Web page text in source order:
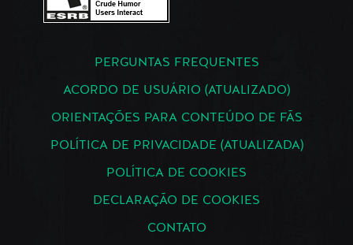
PERGUNTAS FREQUENTES
ACORDO DE USUÁRIO (ATUALIZADO)
ORIENTAÇÕES PARA CONTEÚDO DE FÃS
POLÍTICA DE PRIVACIDADE (ATUALIZADA)
POLÍTICA DE COOKIES
DECLARAÇÃO DE COOKIES
CONTATO